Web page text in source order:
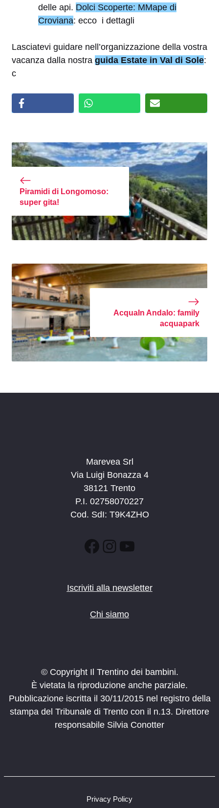
delle api. Dolci Scoperte: MMape di
Croviana: ecco i dettagli
Lasciatevi guidare nell’organizzazione della vostra
vacanza dalla nostra guida Estate in Val di Sole:
c
Piramidi di Longomoso:
super gita!
AcquaIn Andalo: family
acquapark
Marevea Srl
Via Luigi Bonazza 4
38121 Trento
P.I. 02758070227
Cod. SdI: T9K4ZHO
Facebook
Instagram
YouTube
Iscriviti alla newsletter
Chi siamo
© Copyright Il Trentino dei bambini.
È vietata la riproduzione anche parziale.
Pubblicazione iscritta il 30/11/2015 nel registro della
stampa del Tribunale di Trento con il n.13. Direttore
responsabile Silvia Conotter
Privacy Policy